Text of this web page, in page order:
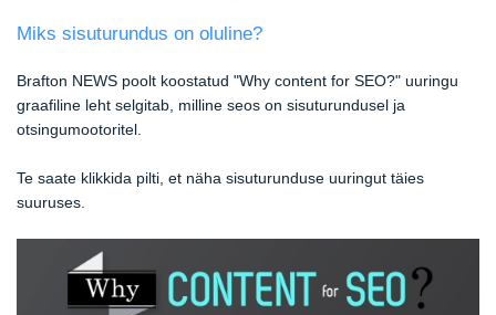
Miks sisuturundus on oluline?
Brafton NEWS poolt koostatud "Why content for SEO?" uuringu
graafiline leht selgitab, milline seos on sisuturundusel ja
otsingumootoritel.
Te saate klikkida pilti, et näha sisuturunduse uuringut täies
suuruses.